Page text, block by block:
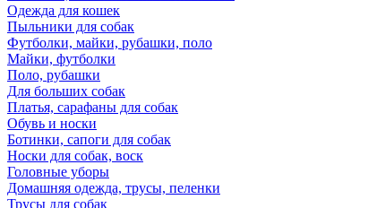
Одежда для кошек
Пыльники для собак
Футболки, майки, рубашки, поло
Майки, футболки
Поло, рубашки
Для больших собак
Платья, сарафаны для собак
Обувь и носки
Ботинки, сапоги для собак
Носки для собак, воск
Головные уборы
Домашняя одежда, трусы, пеленки
Трусы для собак